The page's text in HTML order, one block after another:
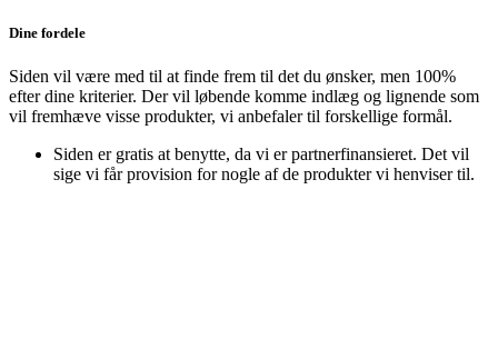
Dine fordele
Siden vil være med til at finde frem til det du ønsker, men 100%
efter dine kriterier. Der vil løbende komme indlæg og lignende som
vil fremhæve visse produkter, vi anbefaler til forskellige formål.
Siden er gratis at benytte, da vi er partnerfinansieret. Det vil
sige vi får provision for nogle af de produkter vi henviser til.